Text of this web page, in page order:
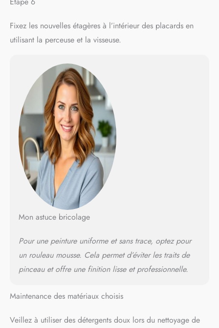
Fixez les nouvelles étagères à l’intérieur des placards en
utilisant la perceuse et la visseuse.
Mon astuce bricolage
Pour une peinture uniforme et sans trace, optez pour
un rouleau mousse. Cela permet d’éviter les traits de
pinceau et offre une finition lisse et professionnelle.
Maintenance des matériaux choisis
Veillez à utiliser des détergents doux lors du nettoyage de